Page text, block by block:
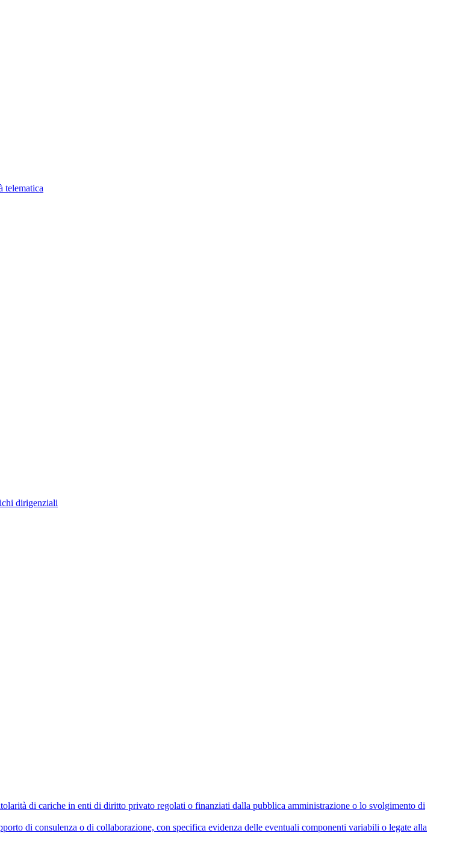
telematica
dirigenziali
di cariche in enti di diritto privato regolati o finanziati dalla pubblica amministrazione o lo svolgimento di
di consulenza o di collaborazione, con specifica evidenza delle eventuali componenti variabili o legate alla